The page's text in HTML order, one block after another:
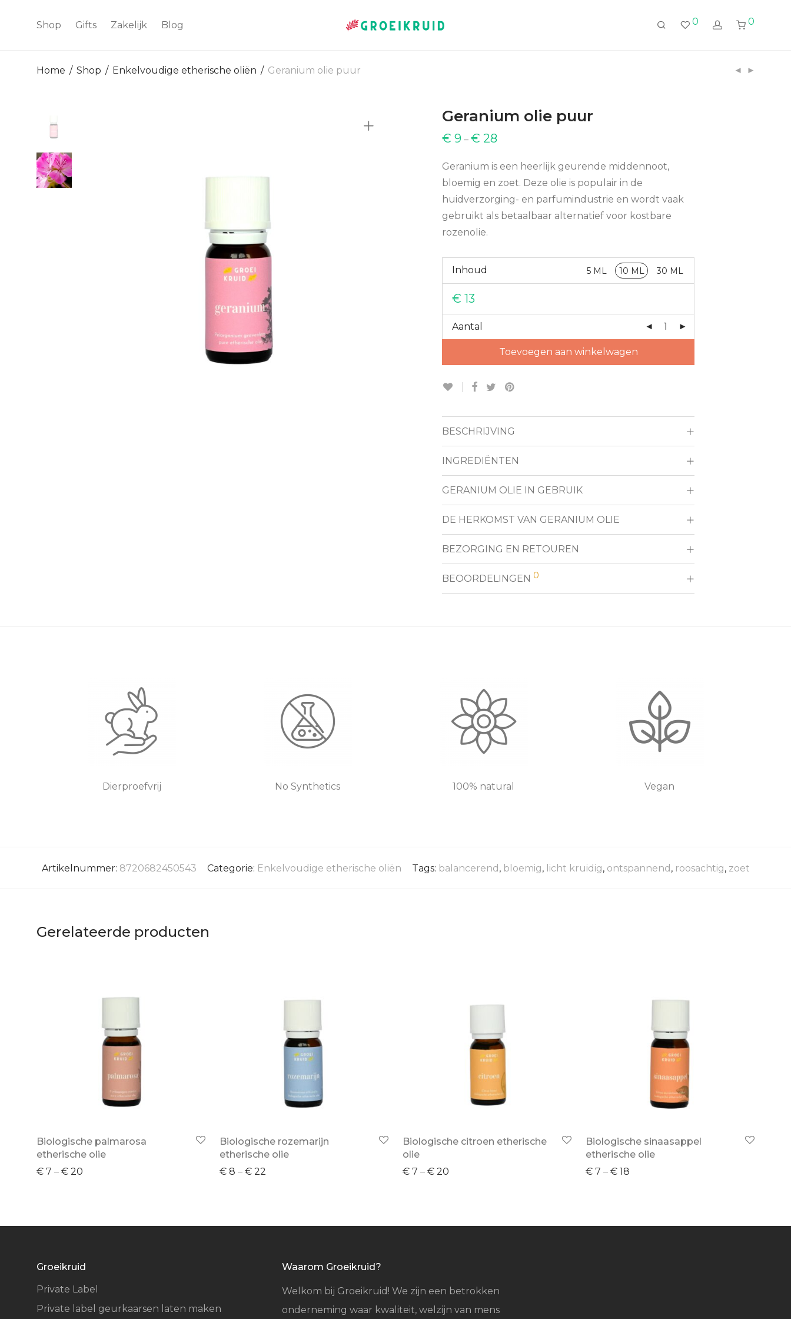
Shop Gifts Zakelijk Blog 0 0
Home / Shop / Enkelvoudige etherische oliën / Geranium olie puur
Geranium olie puur
€ 9 – € 28
Geranium is een heerlijk geurende middennoot,
bloemig en zoet. Deze olie is populair in de
huidverzorging- en parfumindustrie en wordt vaak
gebruikt als betaalbaar alternatief voor kostbare
rozenolie.
Inhoud 5 ML 10 ML 30 ML
€ 13
Aantal
Toevoegen aan winkelwagen
BESCHRIJVING
INGREDIËNTEN
GERANIUM OLIE IN GEBRUIK
DE HERKOMST VAN GERANIUM OLIE
BEZORGING EN RETOUREN
BEOORDELINGEN 0
Dierproefvrij No Synthetics 100% natural Vegan
Artikelnummer: 8720682450543 Categorie: Enkelvoudige etherische oliën Tags: balancerend , bloemig, licht kruidig, ontspannend , roosachtig, zoet
Gerelateerde producten
Biologische palmarosa
etherische olie
€ 7 – € 20
Biologische rozemarijn
etherische olie
€ 8 – € 22
Biologische citroen etherische
olie
€ 7 – € 20
Biologische sinaasappel
etherische olie
€ 7 – € 18
Groeikruid
Private Label
Private label geurkaarsen laten maken
Waarom Groeikruid?
Welkom bij Groeikruid! We zijn een betrokken
onderneming waar kwaliteit, welzijn van mens